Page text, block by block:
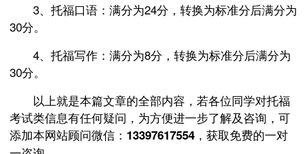
3、托福口语：满分为24分，转换为标准分后满分为
30分。
4、托福写作：满分为8分，转换为标准分后满分为
30分。
以上就是本篇文章的全部内容，若各位同学对托福
考试类信息有任何疑问，为方便进一步了解及咨询，可
添加本网站顾问微信： 13397617554 ，获取免费的一对